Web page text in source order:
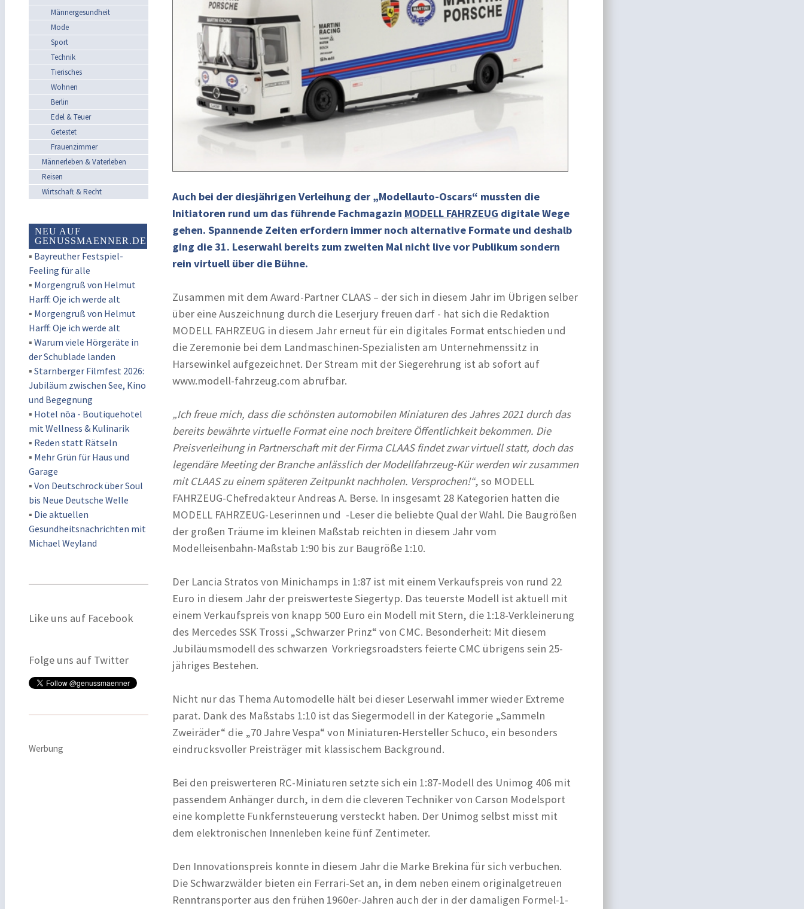
Männergesundheit
Mode
Sport
Technik
Tierisches
Wohnen
Berlin
Edel & Teuer
Getestet
Frauenzimmer
Männerleben & Vaterleben
Reisen
Wirtschaft & Recht
NEU AUF
GENUSSMAENNER.DE
▪ Bayreuther Festspiel-
Feeling für alle
▪ Morgengruß von Helmut
Harff: Oje ich werde alt
▪ Morgengruß von Helmut
Harff: Oje ich werde alt
▪ Warum viele Hörgeräte in
der Schublade landen
▪ Starnberger Filmfest 2026:
Jubiläum zwischen See, Kino
und Begegnung
▪ Hotel nōa - Boutiquehotel
mit Wellness & Kulinarik
▪ Reden statt Rätseln
▪ Mehr Grün für Haus und
Garage
▪ Von Deutschrock über Soul
bis Neue Deutsche Welle
▪ Die aktuellen
Gesundheitsnachrichten mit
Michael Weyland
Like uns auf Facebook
Folge uns auf Twitter
Werbung
Auch bei der diesjährigen Verleihung der „Modellauto-Oscars“ mussten die
Initiatoren rund um das führende Fachmagazin MODELL FAHRZEUG digitale Wege
gehen. Spannende Zeiten erfordern immer noch alternative Formate und deshalb
ging die 31. Leserwahl bereits zum zweiten Mal nicht live vor Publikum sondern
rein virtuell über die Bühne.
Zusammen mit dem Award-Partner CLAAS – der sich in diesem Jahr im Übrigen selber
über eine Auszeichnung durch die Leserjury freuen darf - hat sich die Redaktion
MODELL FAHRZEUG in diesem Jahr erneut für ein digitales Format entschieden und
die Zeremonie bei dem Landmaschinen-Spezialisten am Unternehmenssitz in
Harsewinkel aufgezeichnet. Der Stream mit der Siegerehrung ist ab sofort auf
www.modell-fahrzeug.com abrufbar.
„Ich freue mich, dass die schönsten automobilen Miniaturen des Jahres 2021 durch das
bereits bewährte virtuelle Format eine noch breitere Öffentlichkeit bekommen. Die
Preisverleihung in Partnerschaft mit der Firma CLAAS findet zwar virtuell statt, doch das
legendäre Meeting der Branche anlässlich der Modellfahrzeug-Kür werden wir zusammen
mit CLAAS zu einem späteren Zeitpunkt nachholen. Versprochen!“, so MODELL
FAHRZEUG-Chefredakteur Andreas A. Berse. In insgesamt 28 Kategorien hatten die
MODELL FAHRZEUG-Leserinnen und -Leser die beliebte Qual der Wahl. Die Baugrößen
der großen Träume im kleinen Maßstab reichten in diesem Jahr vom
Modelleisenbahn-Maßstab 1:90 bis zur Baugröße 1:10.
Der Lancia Stratos von Minichamps in 1:87 ist mit einem Verkaufspreis von rund 22
Euro in diesem Jahr der preiswerteste Siegertyp. Das teuerste Modell ist aktuell mit
einem Verkaufspreis von knapp 500 Euro ein Modell mit Stern, die 1:18-Verkleinerung
des Mercedes SSK Trossi „Schwarzer Prinz“ von CMC. Besonderheit: Mit diesem
Jubiläumsmodell des schwarzen Vorkriegsroadsters feierte CMC übrigens sein 25-
jähriges Bestehen.
Nicht nur das Thema Automodelle hält bei dieser Leserwahl immer wieder Extreme
parat. Dank des Maßstabs 1:10 ist das Siegermodell in der Kategorie „Sammeln
Zweiräder“ die „70 Jahre Vespa“ von Miniaturen-Hersteller Schuco, ein besonders
eindrucksvoller Preisträger mit klassischem Background.
Bei den preiswerteren RC-Miniaturen setzte sich ein 1:87-Modell des Unimog 406 mit
passendem Anhänger durch, in dem die cleveren Techniker von Carson Modelsport
eine komplette Funkfernsteuerung versteckt haben. Der Unimog selbst misst mit
dem elektronischen Innenleben keine fünf Zentimeter.
Den Innovationspreis konnte in diesem Jahr die Marke Brekina für sich verbuchen.
Die Schwarzwälder bieten ein Ferrari-Set an, in dem neben einem originalgetreuen
Renntransporter aus den frühen 1960er-Jahren auch der in der damaligen Formel-1-